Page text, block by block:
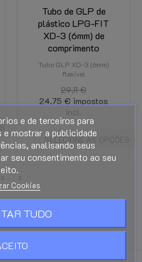
Tubo de GLP de
plástico LPG-FIT
XD-3 (6mm) de
comprimento
Tubo GLP XD-3 (6mm)
flexível
29,11 €
24,75 € impostos
incl.
SELECIONE AS OPÇÕES
e de terceiros para
mostrar a publicidade
analisando seus
seu consentimento ao seu
Cookies
TUDO